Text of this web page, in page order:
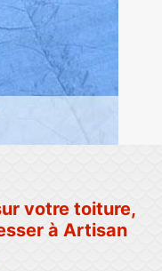
votre toiture,
à Artisan